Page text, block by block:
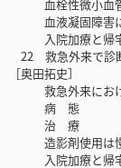
血栓性微小血管
血液凝固障害に
入院加療と帰宅
22 救急外来で診
［奥田拓史］
救急外来におけ
病 態
治 療
造影剤使用は慢
入院加療と帰宅